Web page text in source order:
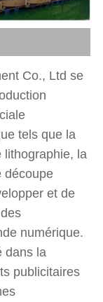
Co., Ltd se
tels que la
lithographie, la
découpe
et de
numérique.
dans la
publicitaires